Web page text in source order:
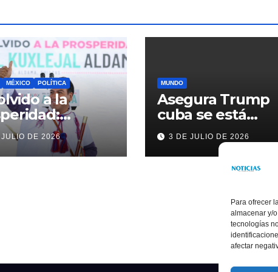
Para ofrecer
almacenar y/
tecnologías
afectar
MÉXICO POLÍTICA
a la
Ramírez
la
de
DE 2026
MUNDO
Asegura Trump
cuba se está
acercando a
nosotros
3 DE JULIO DE 2026